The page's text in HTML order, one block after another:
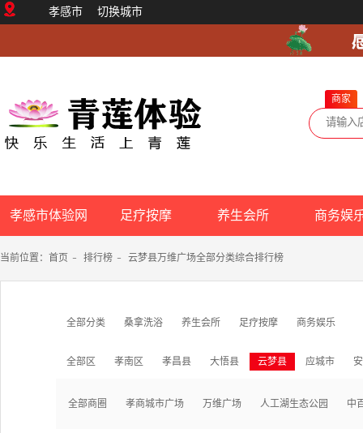
孝感市 切换城市
商家
孝感市体验网 足疗按摩 养生会所 商务娱
当前位置： 首页 - 排行榜 - 云梦县万维广场全部分类综合排行榜
全部分类 桑拿洗浴 养生会所 足疗按摩 商务娱乐
全部区 孝南区 孝昌县 大悟县 云梦县 应城市
全部商圈 孝商城市广场 万维广场 人工湖生态公园 中